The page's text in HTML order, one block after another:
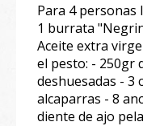
Para 4 personas
1 burrata
Aceite extra
el pesto: - 250gr
deshuesadas - 3
alcaparras - 8
diente de ajo